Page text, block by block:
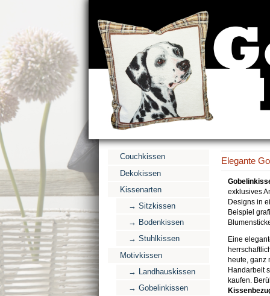
Couchkissen
Dekokissen
Kissenarten
→ Sitzkissen
→ Bodenkissen
→ Stuhlkissen
Motivkissen
→ Landhauskissen
→ Gobelinkissen
Elegante
exklusives
Designs in
Beispiel
Eine
heute, ganz
Handarbeit
kaufen.